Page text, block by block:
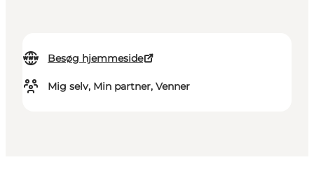
Besøg hjemmeside
Mig selv, Min partner, Venner